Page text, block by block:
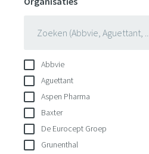
Abbvie
Aguettant
Aspen Pharma
Baxter
De Eurocept Groep
Grunenthal